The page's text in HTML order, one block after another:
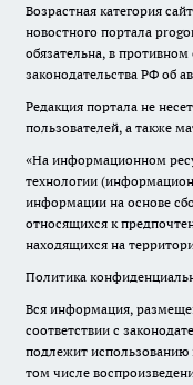
Возрастная категория
новостного портала
обязательна, в противном
законодательства РФ об
Редакция портала не
пользователей, а также
«На информационном
технологии
информации на основе
относящихся к
находящихся на
Политика
Вся информация,
соответствии с
подлежит
том числе